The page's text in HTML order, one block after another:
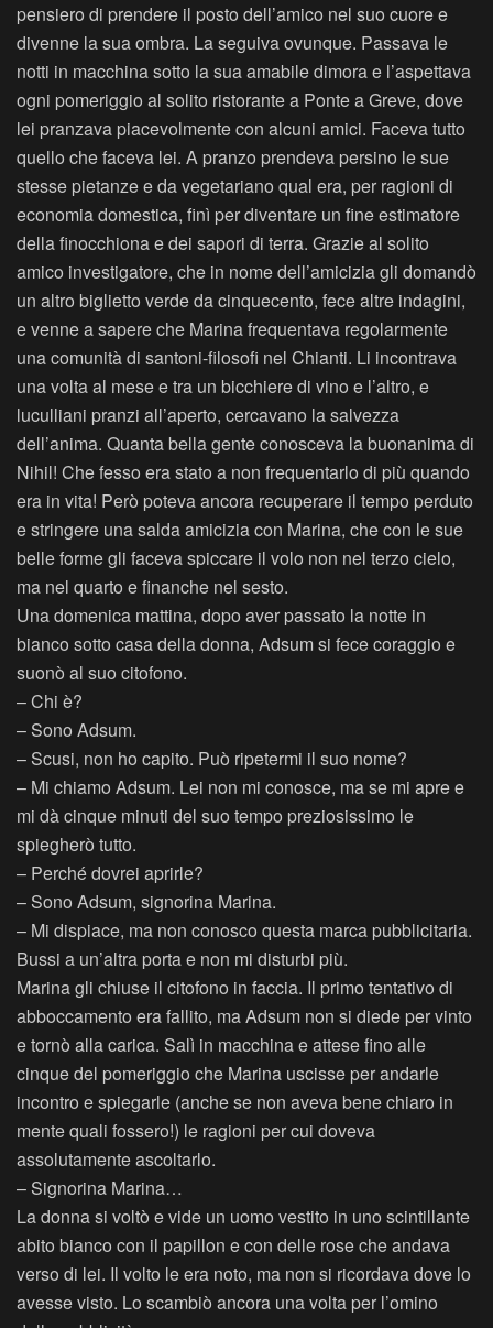
pensiero di prendere il posto dell’amico nel suo cuore e
divenne la sua ombra. La seguiva ovunque. Passava le
notti in macchina sotto la sua amabile dimora e l’aspettava
ogni pomeriggio al solito ristorante a Ponte a Greve, dove
lei pranzava piacevolmente con alcuni amici. Faceva tutto
quello che faceva lei. A pranzo prendeva persino le sue
stesse pietanze e da vegetariano qual era, per ragioni di
economia domestica, finì per diventare un fine estimatore
della finocchiona e dei sapori di terra. Grazie al solito
amico investigatore, che in nome dell’amicizia gli domandò
un altro biglietto verde da cinquecento, fece altre indagini,
e venne a sapere che Marina frequentava regolarmente
una comunità di santoni-filosofi nel Chianti. Li incontrava
una volta al mese e tra un bicchiere di vino e l’altro, e
luculliani pranzi all’aperto, cercavano la salvezza
dell’anima. Quanta bella gente conosceva la buonanima di
Nihil! Che fesso era stato a non frequentarlo di più quando
era in vita! Però poteva ancora recuperare il tempo perduto
e stringere una salda amicizia con Marina, che con le sue
belle forme gli faceva spiccare il volo non nel terzo cielo,
ma nel quarto e finanche nel sesto.
Una domenica mattina, dopo aver passato la notte in
bianco sotto casa della donna, Adsum si fece coraggio e
suonò al suo citofono.
– Chi è?
– Sono Adsum.
– Scusi, non ho capito. Può ripetermi il suo nome?
– Mi chiamo Adsum. Lei non mi conosce, ma se mi apre e
mi dà cinque minuti del suo tempo preziosissimo le
spiegherò tutto.
– Perché dovrei aprirle?
– Sono Adsum, signorina Marina.
– Mi dispiace, ma non conosco questa marca pubblicitaria.
Bussi a un’altra porta e non mi disturbi più.
Marina gli chiuse il citofono in faccia. Il primo tentativo di
abboccamento era fallito, ma Adsum non si diede per vinto
e tornò alla carica. Salì in macchina e attese fino alle
cinque del pomeriggio che Marina uscisse per andarle
incontro e spiegarle (anche se non aveva bene chiaro in
mente quali fossero!) le ragioni per cui doveva
assolutamente ascoltarlo.
– Signorina Marina…
La donna si voltò e vide un uomo vestito in uno scintillante
abito bianco con il papillon e con delle rose che andava
verso di lei. Il volto le era noto, ma non si ricordava dove lo
avesse visto. Lo scambiò ancora una volta per l’omino